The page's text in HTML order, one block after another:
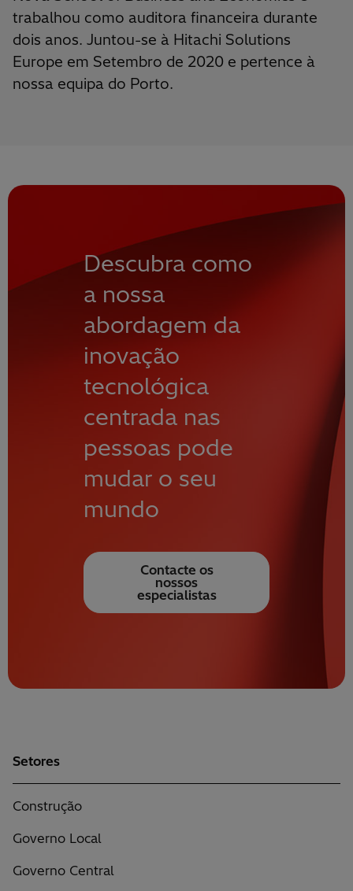
trabalhou como auditora financeira durante
dois anos. Juntou-se à Hitachi Solutions
Europe em Setembro de 2020 e pertence à
nossa equipa do Porto.
Descubra como
a nossa
abordagem da
inovação
tecnológica
centrada nas
pessoas pode
mudar o seu
mundo
Contacte os
nossos
especialistas
Setores
Construção
Governo Local
Governo Central